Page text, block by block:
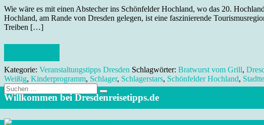
Wie wäre es mit einen Abstecher ins Schönfelder Hochland, wo das 20.
Hochland, am Rande von Dresden gelegen, ist eine faszinierende
Treiben […]
Kategorie: Veranstaltungstipps Dresden Schlagwörter: Bratwurst vom Grill,
Weißig, Kinderprogramm, Schlager, Schlagerstars, Schönfelder Hochland,
Suche
nach:
Willkommen bei Dresdenreisetipps.de